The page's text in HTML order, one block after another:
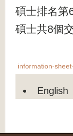
碩士排名第
碩士共8個
information-
English